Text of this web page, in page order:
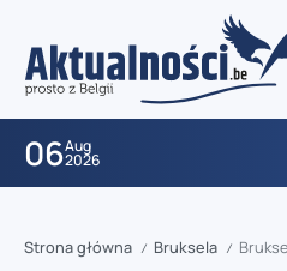
06Aug
2026
Strona główna / Bruksela / Bruksela: